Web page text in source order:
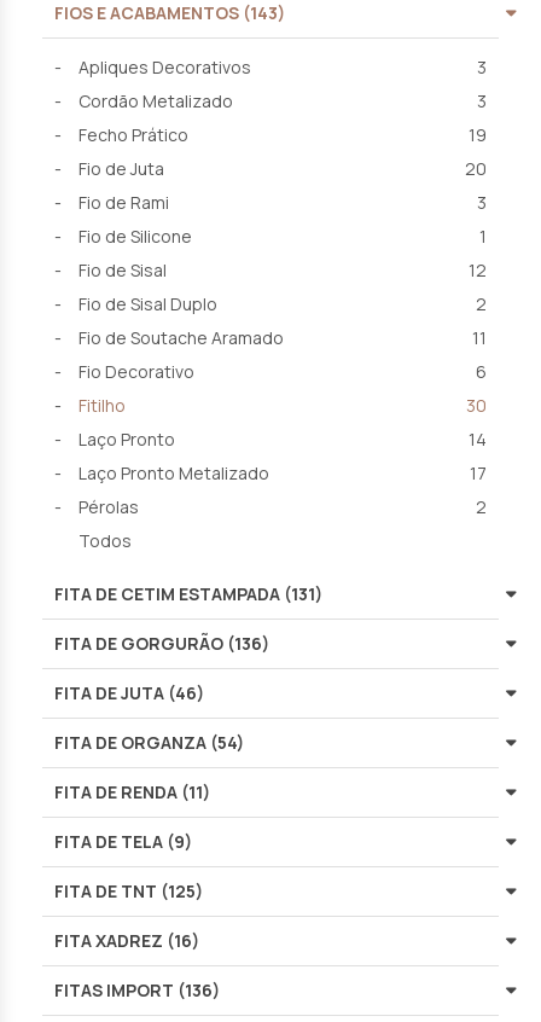
FIOS E ACABAMENTOS (143)
Apliques Decorativos
3
Cordão Metalizado
3
Fecho Prático
19
Fio de Juta
20
Fio de Rami
3
Fio de Silicone
1
Fio de Sisal
12
Fio de Sisal Duplo
2
Fio de Soutache Aramado
11
Fio Decorativo
6
Fitilho
30
Laço Pronto
14
Laço Pronto Metalizado
17
Pérolas
2
Todos
FITA DE CETIM ESTAMPADA (131)
FITA DE GORGURÃO (136)
FITA DE JUTA (46)
FITA DE ORGANZA (54)
FITA DE RENDA (11)
FITA DE TELA (9)
FITA DE TNT (125)
FITA XADREZ (16)
FITAS IMPORT (136)